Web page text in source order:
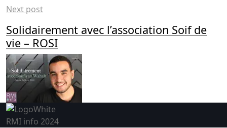
Next post
Solidairement avec l’association Soif de
vie – ROSI
RMI info 2024